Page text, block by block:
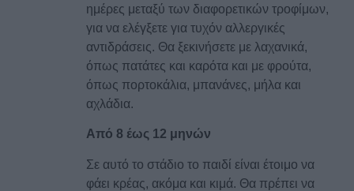
ημέρες μεταξύ των διαφορετικών τροφίμων,
για να ελέγξετε για τυχόν αλλεργικές
αντιδράσεις. Θα ξεκινήσετε με λαχανικά,
όπως πατάτες και καρότα και με φρούτα,
όπως πορτοκάλια, μπανάνες, μήλα και
αχλάδια.
Από 8 έως 12 μηνών
Σε αυτό το στάδιο το παιδί είναι έτοιμο να
φάει κρέας, ακόμα και κιμά. Θα πρέπει να